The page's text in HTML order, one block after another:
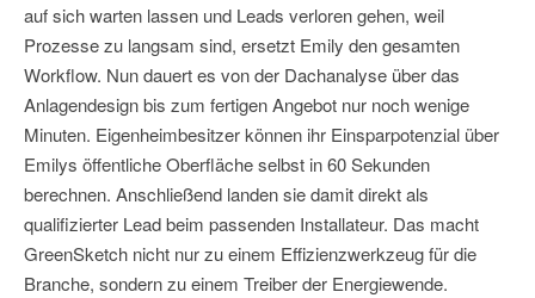
auf sich warten lassen und Leads verloren gehen, weil
Prozesse zu langsam sind, ersetzt Emily den gesamten
Workflow. Nun dauert es von der Dachanalyse über das
Anlagendesign bis zum fertigen Angebot nur noch wenige
Minuten. Eigenheimbesitzer können ihr Einsparpotenzial über
Emilys öffentliche Oberfläche selbst in 60 Sekunden
berechnen. Anschließend landen sie damit direkt als
qualifizierter Lead beim passenden Installateur. Das macht
GreenSketch nicht nur zu einem Effizienzwerkzeug für die
Branche, sondern zu einem Treiber der Energiewende.